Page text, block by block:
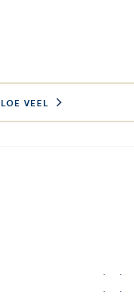
LOE VEEL